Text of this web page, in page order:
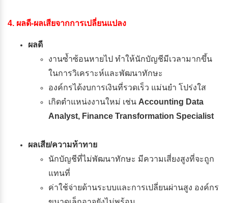
4. ผลดี-ผลเสียจากการเปลี่ยนแปลง
ผลดี
งานซ้ำซ้อนหายไป ทำให้นักบัญชีมีเวลามากขึ้น
ในการวิเคราะห์และพัฒนาทักษะ
องค์กรได้งบการเงินที่รวดเร็ว แม่นยำ โปร่งใส
เกิดตำแหน่งงานใหม่ เช่น Accounting Data
Analyst, Finance Transformation Specialist
ผลเสีย/ความท้าทาย
นักบัญชีที่ไม่พัฒนาทักษะ มีความเสี่ยงสูงที่จะถูก
แทนที่
ค่าใช้จ่ายด้านระบบและการเปลี่ยนผ่านสูง องค์กร